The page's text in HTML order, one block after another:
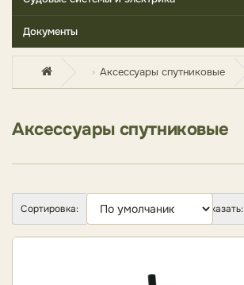
Документы
Аксессуары спутниковые
Аксессуары спутниковые
Сортировка: Показать: